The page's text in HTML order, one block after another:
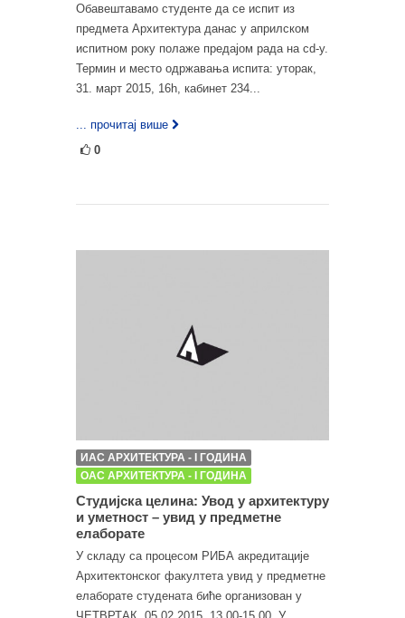
Обавештавамо студенте да се испит из
предмета Архитектура данас у априлском
испитном року полаже предајом рада на cd-у.
Термин и место одржавања испита: уторак,
31. март 2015, 16h, кабинет 234...
... прочитај више
0
ИАС АРХИТЕКТУРА - I ГОДИНА
ОАС АРХИТЕКТУРА - I ГОДИНА
Студијска целина: Увод у архитектуру
и уметност – увид у предметне
елаборате
У складу са процесом РИБА акредитације
Архитектонског факултета увид у предметне
елаборате студената биће организован у